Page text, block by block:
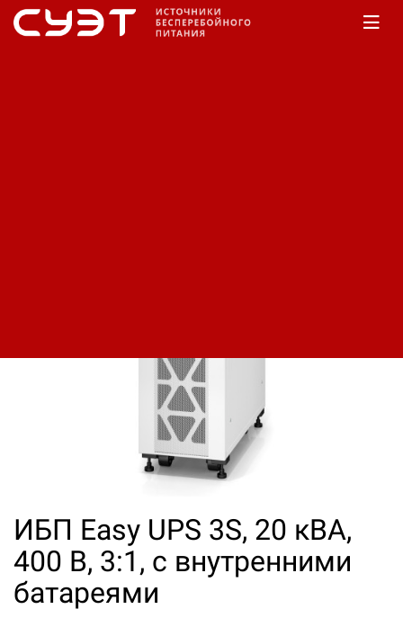
ИБП Easy UPS 3S, 20 кВА,
400 В, 3:1, с внутренними
батареями